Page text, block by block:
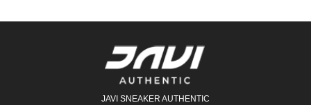
JAVI SNEAKER AUTHENTIC